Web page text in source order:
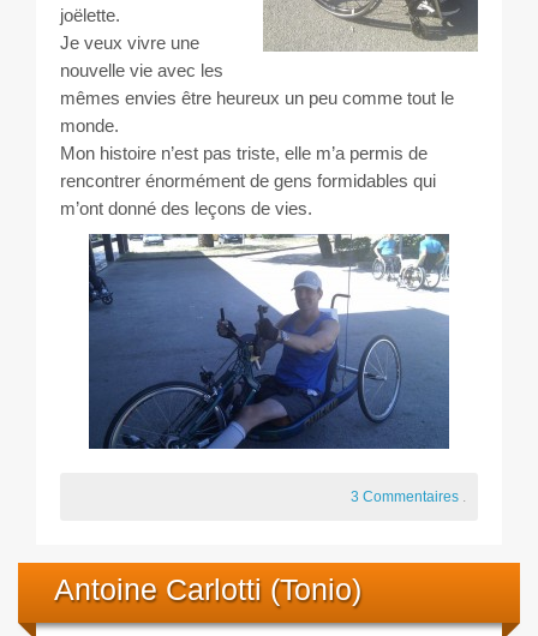
joëlette.
Je veux vivre une
nouvelle vie avec les
mêmes envies être heureux un peu comme tout le
monde.
Mon histoire n’est pas triste, elle m’a permis de
rencontrer énormément de gens formidables qui
m’ont donné des leçons de vies.
3 Commentaires .
Antoine Carlotti (Tonio)